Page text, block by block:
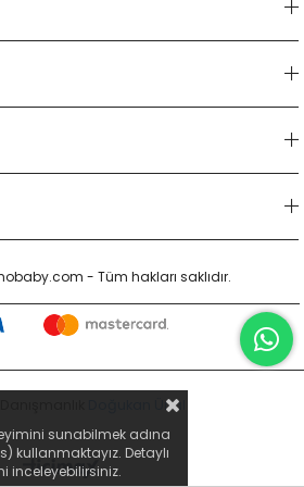
- Tüm hakları saklıdır.
Doğukan Ünal
sunabilmek adına
kullanmaktayız. Detaylı
inceleyebilirsiniz.